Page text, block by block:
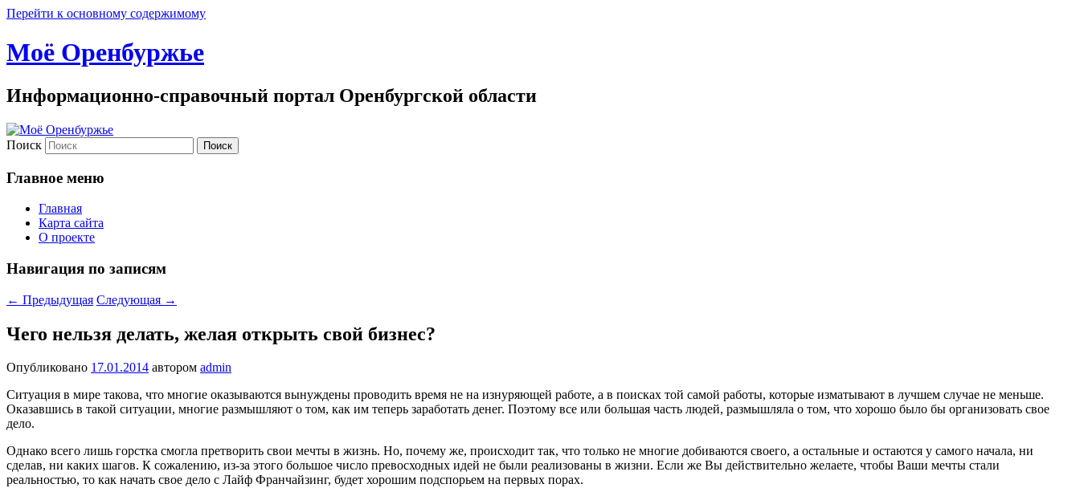
Перейти к основному содержимому
Моё Оренбуржье
Информационно-справочный портал Оренбургской области
Поиск
Главное меню
Главная
Карта сайта
О проекте
Навигация по записям
← Предыдущая Следующая →
Чего нельзя делать, желая открыть свой бизнес?
Опубликовано 17.01.2014 автором admin
Ситуация в мире такова, что многие оказываются вынуждены проводить время не на изнуряющей работе, а в поисках той самой работы, которые изматывают в лучшем случае не меньше.
Оказавшись в такой ситуации, многие размышляют о том, как им теперь заработать денег. Поэтому все или большая часть людей, размышляла о том, что хорошо было бы организовать свое
дело.
Однако всего лишь горстка смогла претворить свои мечты в жизнь. Но, почему же, происходит так, что только не многие добиваются своего, а остальные и остаются у самого начала, ни
сделав, ни каких шагов. К сожалению, из-за этого большое число превосходных идей не были реализованы в жизни. Если же Вы действительно желаете, чтобы Ваши мечты стали
реальностью, то как начать свое дело с Лайф Франчайзинг, будет хорошим подспорьем на первых порах.